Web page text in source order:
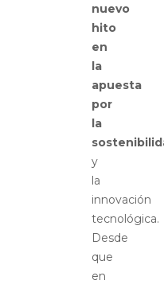
nuevo
hito
en
la
apuesta
por
la
y
la
innovación
tecnológica.
Desde
que
en